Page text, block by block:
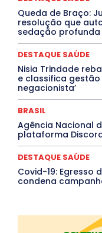
Santa
Saúde
TÁ
Queda de Braço:
resolução que
sedação profunda
DESTAQUE SAÚDE
Nisia Trindade
e classifica
negacionista’
BRASIL
Agência Nacional
plataforma
DESTAQUE SAÚDE
Covid-19: Egresso
condena